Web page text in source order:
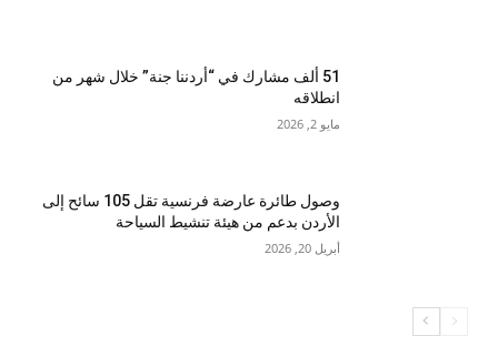
51 ألف مشارك في “أردننا جنة” خلال شهر من
انطلاقه
مايو 2, 2026
وصول طائرة عارضة فرنسية تقل 105 سائح إلى
الأردن بدعم من هيئة تنشيط السياحة
أبريل 20, 2026